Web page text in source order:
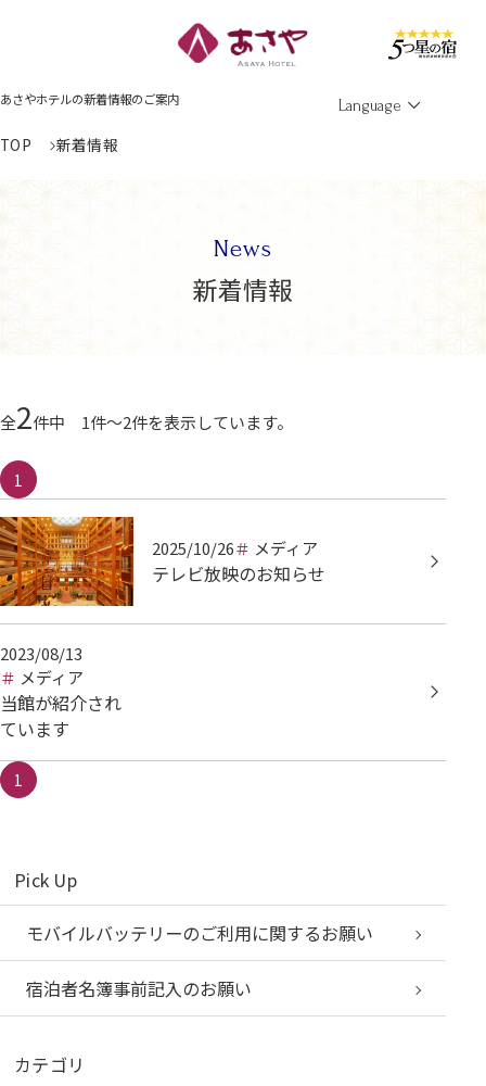
あさやホテルの新着情報のご案内 Language
TOP 新着情報
News
新着情報
全2件中 1件～2件を表示しています。
1
2025/10/26 メディア
テレビ放映のお知らせ
2023/08/13
メディア
当館が紹介され
ています
1
Pick Up
モバイルバッテリーのご利用に関するお願い
宿泊者名簿事前記入のお願い
カテゴリ